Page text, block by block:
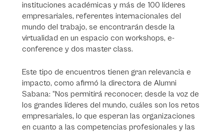
instituciones académicas y más de 100 líderes
empresariales, referentes internacionales del
mundo del trabajo, se encontrarán desde la
virtualidad en un espacio con workshops, e-
conference y dos master class.
Este tipo de encuentros tienen gran relevancia e
impacto, como afirmó la directora de Alumni
Sabana: “Nos permitirá reconocer, desde la voz de
los grandes líderes del mundo, cuáles son los retos
empresariales, lo que esperan las organizaciones
en cuanto a las competencias profesionales y las